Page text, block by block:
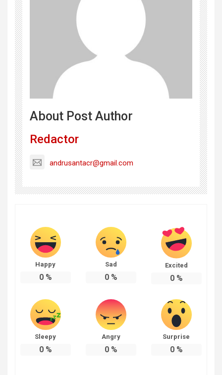
About Post Author
Redactor
andrusantacr@gmail.com
Happy
0%
Sad
0%
Excited
0%
Sleepy
0%
Angry
0%
Surprise
0%